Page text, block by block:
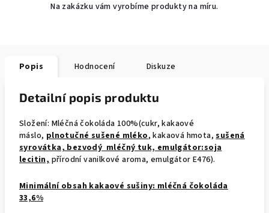
Na zakázku vám vyrobíme produkty na míru.
Popis Hodnocení Diskuze
Detailní popis produktu
Složení: Mléčná čokoláda 100%(cukr, kakaové
máslo, plnotučné sušené mléko, kakaová hmota, sušená
syrovátka, bezvodý mléčný tuk, emulgátor:soja
lecitin,přírodní vanilkové aroma, emulgátor E476).
Minimální obsah kakaové sušiny: mléčná čokoláda
33,6%